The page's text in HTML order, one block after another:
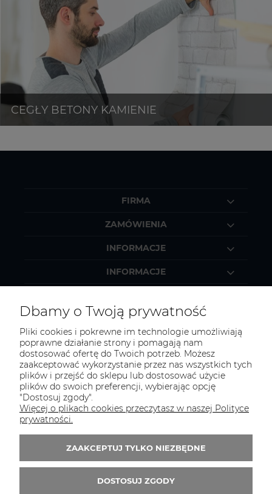
FIRMA
ZAMÓWIENIA
INFORMACJE
INFORMACJE
KONTAKT
Zapraszamy do kontaktu:
telefonicznie od 11:00 do 16:00
lub
Tel.:
52 344 48 53
Dbamy o Twoją prywatność
Pliki cookies i pokrewne im technologie umożliwiają
poprawne działanie strony i pomagają nam
dostosować ofertę do Twoich potrzeb. Możesz
zaakceptować wykorzystanie przez nas wszystkich tych
plików i przejść do sklepu lub dostosować użycie
plików do swoich preferencji, wybierając opcję
"Dostosuj zgody".
Więcej o plikach cookies przeczytasz w naszej Polityce
prywatności.
ZAAKCEPTUJ TYLKO NIEZBĘDNE
DOSTOSUJ ZGODY